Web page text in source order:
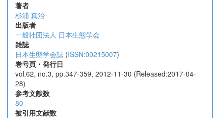
著者
杉浦 真治
出版者
一般社団法人 日本生態学会
雑誌
日本生態学会誌 (ISSN:00215007)
巻号頁・発行日
vol.62, no.3, pp.347-359, 2012-11-30 (Released:2017-04-
28)
参考文献数
80
被引用文献数